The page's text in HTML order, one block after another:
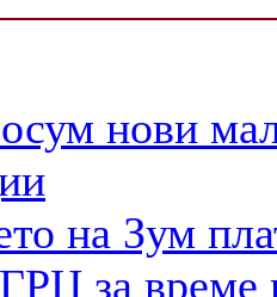
нови
на Зум
за време